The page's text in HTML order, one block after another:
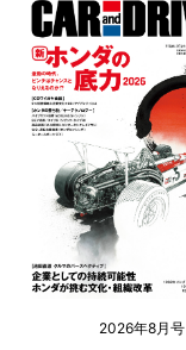
2026年8月号